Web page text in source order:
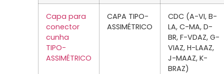
Capa para
conector
cunha
TIPO-
ASSIMÉTRICO
CAPA TIPO-
ASSIMÉTRICO
CDC (A-VI, B-
LA, C-MA, D-
BR, F-VDAZ, G-
VIAZ, H-LAAZ,
J-MAAZ, K-
BRAZ)